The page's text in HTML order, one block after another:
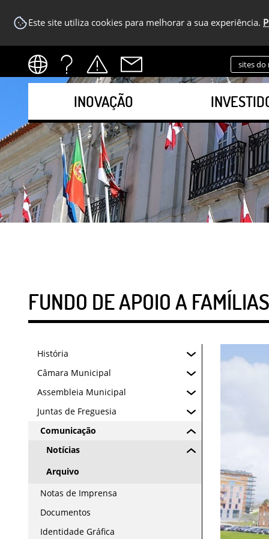
Este site utiliza cookies para melhorar a sua experiência.
sites do
INOVAÇÃO
FUNDO DE APOIO A
História
Câmara Municipal
Assembleia Municipal
Juntas de Freguesia
Comunicação
Notícias
Arquivo
Notas de Imprensa
Documentos
Identidade Gráfica